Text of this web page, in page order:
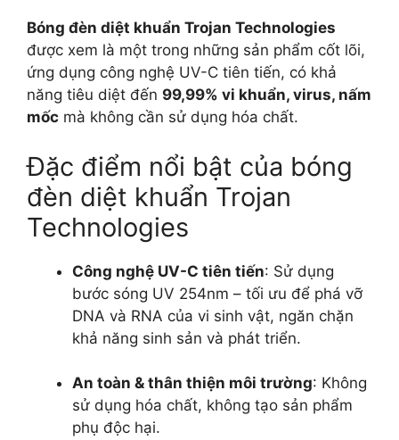
Bóng đèn diệt khuẩn Trojan Technologies
được xem là một trong những sản phẩm cốt lõi,
ứng dụng công nghệ UV-C tiên tiến, có khả
năng tiêu diệt đến 99,99% vi khuẩn, virus, nấm
mốc mà không cần sử dụng hóa chất.
Đặc điểm nổi bật của bóng
đèn diệt khuẩn Trojan
Technologies
Công nghệ UV-C tiên tiến: Sử dụng
bước sóng UV 254nm – tối ưu để phá vỡ
DNA và RNA của vi sinh vật, ngăn chặn
khả năng sinh sản và phát triển.
An toàn & thân thiện môi trường: Không
sử dụng hóa chất, không tạo sản phẩm
phụ độc hại.